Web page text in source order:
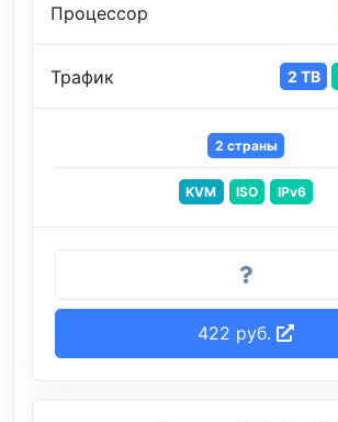
Процессор
Трафик 2 TB
2 страны
KVM ISO IPv6
422 руб.